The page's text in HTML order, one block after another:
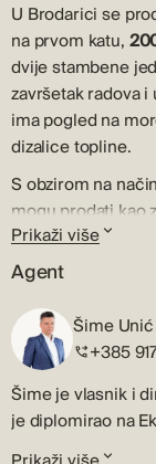
U Brodarici se
na prvom katu,
dvije stambene
završetak radova
ima pogled na
dizalice topline.
S obzirom na
mogu prodati kao
dva stana.
cijele godine, a
blizina mora koje
Ova nekretnina je
vlastite potrebe ili
Svakom stanu
mjesta i dio
kuhinje,
Prikaži više
Agent
Šime Unić
+385
Šime je vlasnik i
je diplomirao na
Zagrebu,